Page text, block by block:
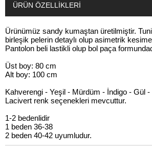
ÜRÜN ÖZELLIKLERI
Ürünümüz sandy kumaştan üretilmiştir.
birleşik pelerin detaylı olup asimetrik
Pantolon beli lastikli olup bol paça
Üst boy: 80 cm
Alt boy: 100 cm
Kahverengi - Yeşil - Mürdüm - İndigo - Gül
Lacivert renk seçenekleri mevcuttur.
1-2 bedenlidir
1 beden 36-38
2 beden 40-42 uyumludur.